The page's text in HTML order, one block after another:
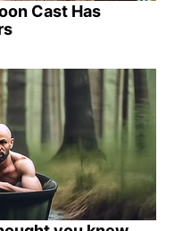
Cast Has